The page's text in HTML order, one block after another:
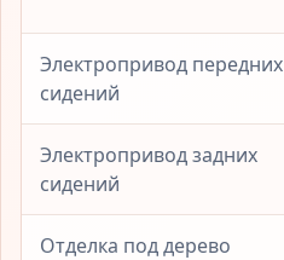
Электропривод передних
сидений
Электропривод задних
сидений
Отделка под дерево